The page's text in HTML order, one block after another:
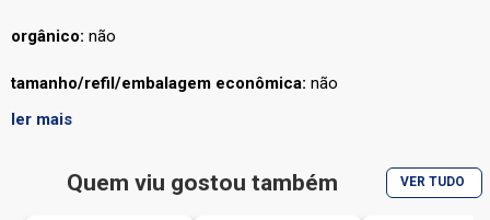
orgânico: não
tamanho/refil/embalagem econômica: não
forma/apresentação:
dispositivo da embalagem:spray
ler mais
Quem viu gostou também VER TUDO